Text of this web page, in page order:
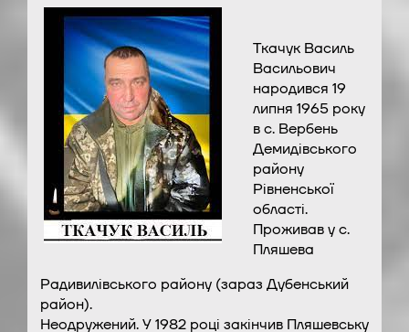
Ткачук Василь
Васильович
народився 19
липня 1965 року
в с. Вербень
Демидівського
району
Рівненської
області.
Проживав у с.
Пляшева
Радивилівського району (зараз Дубенський
район).
Неодружений. У 1982 році закінчив Пляшевську